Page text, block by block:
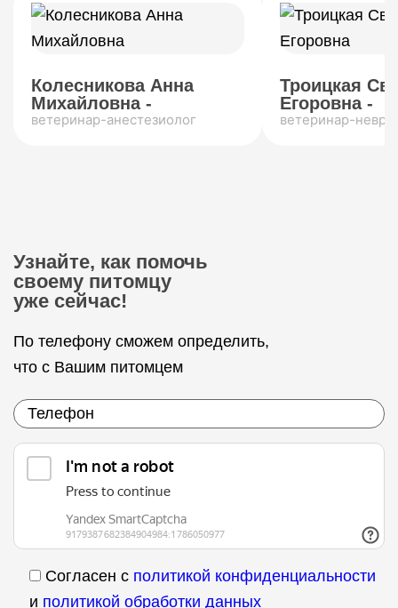
Колесникова Анна
Михайловна -
ветеринар-анестезиолог
Троицкая
Егоровна -
ветеринар-
Узнайте, как помочь
своему питомцу
уже сейчас!
По телефону сможем определить,
что с Вашим питомцем
Согласен с политикой конфиденциальности
и политикой обработки данных